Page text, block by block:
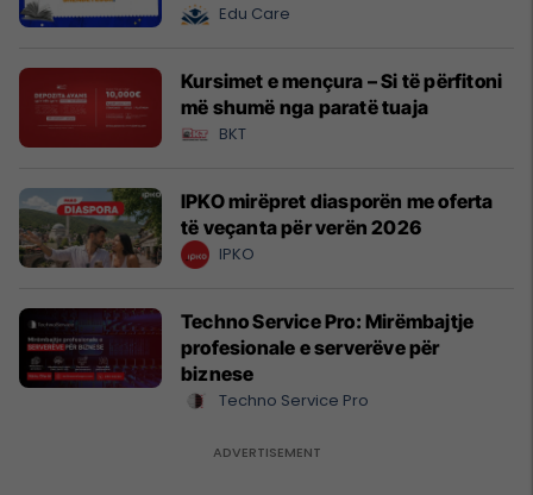
Edu Care
Kursimet e mençura – Si të përfitoni
më shumë nga paratë tuaja
BKT
IPKO mirëpret diasporën me oferta
të veçanta për verën 2026
IPKO
Techno Service Pro: Mirëmbajtje
profesionale e serverëve për
biznese
Techno Service Pro